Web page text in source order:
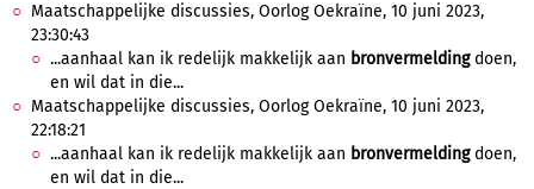
Maatschappelijke discussies, Oorlog Oekraïne, 10 juni 2023,
23:30:43
...aanhaal kan ik redelijk makkelijk aan bronvermeldingdoen,
en wil dat in die...
Maatschappelijke discussies, Oorlog Oekraïne, 10 juni 2023,
22:18:21
...aanhaal kan ik redelijk makkelijk aan bronvermeldingdoen,
en wil dat in die...